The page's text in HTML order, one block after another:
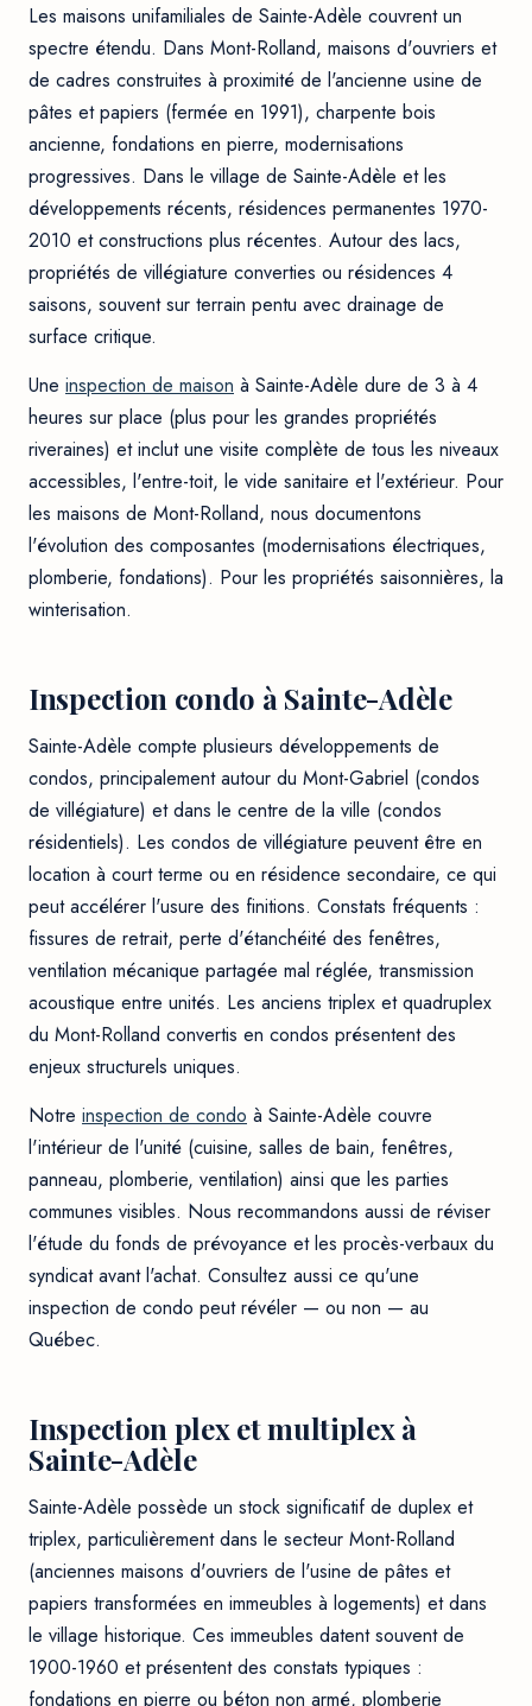
Les maisons unifamiliales de Sainte-Adèle couvrent un
spectre étendu. Dans Mont-Rolland, maisons d'ouvriers et
de cadres construites à proximité de l'ancienne usine de
pâtes et papiers (fermée en 1991), charpente bois
ancienne, fondations en pierre, modernisations
progressives. Dans le village de Sainte-Adèle et les
développements récents, résidences permanentes 1970-
2010 et constructions plus récentes. Autour des lacs,
propriétés de villégiature converties ou résidences 4
saisons, souvent sur terrain pentu avec drainage de
surface critique.
Une inspection de maison à Sainte-Adèle dure de 3 à 4
heures sur place (plus pour les grandes propriétés
riveraines) et inclut une visite complète de tous les niveaux
accessibles, l'entre-toit, le vide sanitaire et l'extérieur. Pour
les maisons de Mont-Rolland, nous documentons
l'évolution des composantes (modernisations électriques,
plomberie, fondations). Pour les propriétés saisonnières, la
winterisation.
Inspection condo à Sainte-Adèle
Sainte-Adèle compte plusieurs développements de
condos, principalement autour du Mont-Gabriel (condos
de villégiature) et dans le centre de la ville (condos
résidentiels). Les condos de villégiature peuvent être en
location à court terme ou en résidence secondaire, ce qui
peut accélérer l'usure des finitions. Constats fréquents :
fissures de retrait, perte d'étanchéité des fenêtres,
ventilation mécanique partagée mal réglée, transmission
acoustique entre unités. Les anciens triplex et quadruplex
du Mont-Rolland convertis en condos présentent des
enjeux structurels uniques.
Notre inspection de condo à Sainte-Adèle couvre
l'intérieur de l'unité (cuisine, salles de bain, fenêtres,
panneau, plomberie, ventilation) ainsi que les parties
communes visibles. Nous recommandons aussi de réviser
l'étude du fonds de prévoyance et les procès-verbaux du
syndicat avant l'achat. Consultez aussi ce qu'une
inspection de condo peut révéler — ou non — au
Québec.
Inspection plex et multiplex à
Sainte-Adèle
Sainte-Adèle possède un stock significatif de duplex et
triplex, particulièrement dans le secteur Mont-Rolland
(anciennes maisons d'ouvriers de l'usine de pâtes et
papiers transformées en immeubles à logements) et dans
le village historique. Ces immeubles datent souvent de
1900-1960 et présentent des constats typiques :
fondations en pierre ou béton non armé, plomberie